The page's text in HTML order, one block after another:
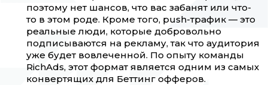
поэтому нет шансов, что вас забанят или что-
то в этом роде. Кроме того, push-трафик — это
реальные люди, которые добровольно
подписываются на рекламу, так что аудитория
уже будет вовлеченной. По опыту команды
RichAds, этот формат является одним из самых
конвертящих для Беттинг офферов.